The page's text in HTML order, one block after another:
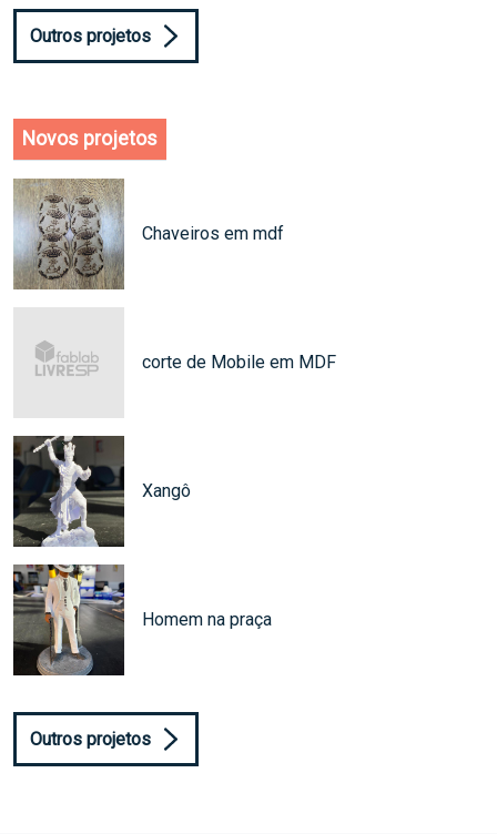
Outros projetos
Novos projetos
Chaveiros em mdf
corte de Mobile em MDF
Xangô
Homem na praça
Outros projetos